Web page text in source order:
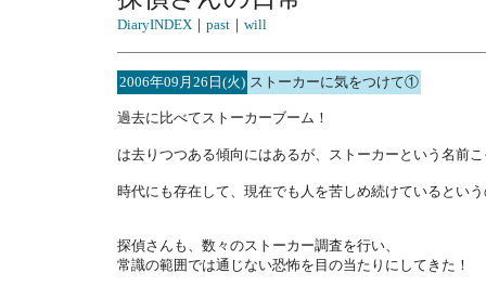
DiaryINDEX｜ past｜ will
2006年09月26日(火) ストーカーに気をつけて①
過去に比べてストーカーブーム！
は去りつつある傾向にはあるが、ストーカーという名前
時代にも存在して、現在でも人を苦しめ続けているとい
探偵さんも、数々のストーカー調査を行い、
常識の範囲では通じない恐怖を目の当たりにしてきた！